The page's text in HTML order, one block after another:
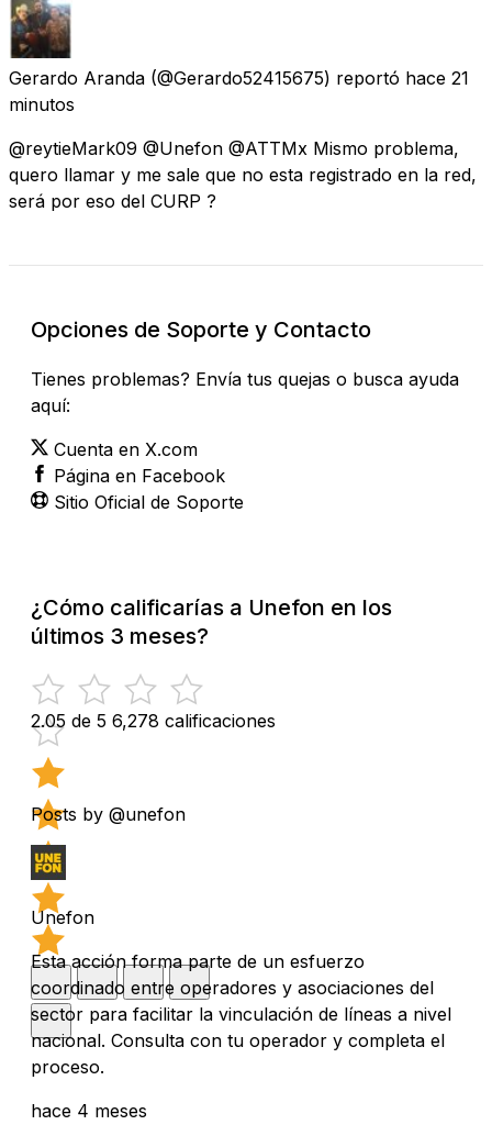
Gerardo Aranda (@Gerardo52415675) reportó hace 21
minutos
@reytieMark09 @Unefon @ATTMx Mismo problema,
quero llamar y me sale que no esta registrado en la red,
será por eso del CURP ?
Opciones de Soporte y Contacto
Tienes problemas? Envía tus quejas o busca ayuda
aquí:
Cuenta en X.com
Página en Facebook
Sitio Oficial de Soporte
¿Cómo calificarías a Unefon en los
últimos 3 meses?
2.05 de 5 6,278 calificaciones
Posts by @unefon
Unefon
Esta acción forma parte de un esfuerzo
coordinado entre operadores y asociaciones del
sector para facilitar la vinculación de líneas a nivel
nacional. Consulta con tu operador y completa el
proceso.
hace 4 meses